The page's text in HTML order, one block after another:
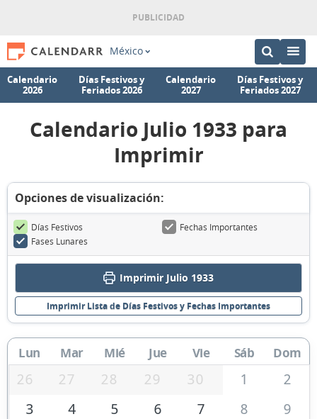
México
Calendario
2026
Días Festivos y
Feriados 2026
Calendario
2027
Días Festivos y
Feriados 2027
Calendario Julio 1933 para
Imprimir
Opciones de visualización:
Días Festivos
Fechas Importantes
Fases Lunares
Imprimir Julio 1933
Imprimir Lista de Días Festivos y Fechas Importantes
Lun Mar Mié Jue Vie Sáb Dom
26 27 28 29 30 1
2
3
4 5 6 7 8
9